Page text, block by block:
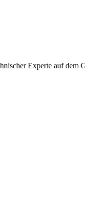
Experte auf dem